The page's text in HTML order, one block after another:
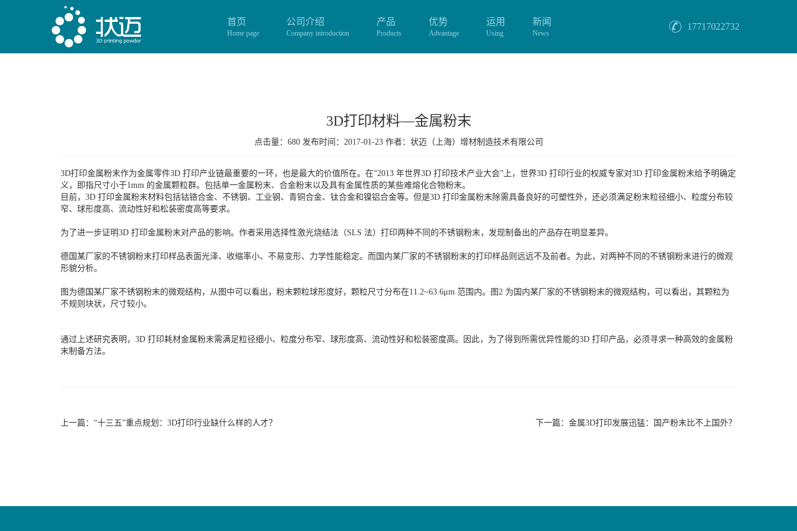
首页
Home page
公司介绍
Company introduction
产品
Products
优势
Advantage
运用
Using
新闻
News
17717022732
3D打印材料—金属粉末
点击量：680 发布时间：2017-01-23 作者： 状迈（上海）增材制造技术有限公司
3D打印金属粉末作为金属零件3D 打印产业链最重要的一环，也是最大的价值所在。在“2013 年世界3D 打印技术产业大会”上，世界3D 打印行业的权威专家对3D 打印金属粉末给予明确定
义，即指尺寸小于1mm 的金属颗粒群。包括单一金属粉末、合金粉末以及具有金属性质的某些难熔化合物粉末。
目前，3D 打印金属粉末材料包括钴铬合金、不锈钢、工业钢、青铜合金、钛合金和镍铝合金等。但是3D 打印金属粉末除需具备良好的可塑性外，还必须满足粉末粒径细小、粒度分布较
窄、球形度高、流动性好和松装密度高等要求。
为了进一步证明3D 打印金属粉末对产品的影响。作者采用选择性激光烧结法（SLS 法）打印两种不同的不锈钢粉末，发现制备出的产品存在明显差异。
德国某厂家的不锈钢粉末打印样品表面光泽、收缩率小、不易变形、力学性能稳定。而国内某厂家的不锈钢粉末的打印样品则远远不及前者。为此，对两种不同的不锈钢粉末进行的微观
形貌分析。
图为德国某厂家不锈钢粉末的微观结构，从图中可以看出，粉末颗粒球形度好，颗粒尺寸分布在11.2~63.6μm 范围内。图2 为国内某厂家的不锈钢粉末的微观结构，可以看出，其颗粒为
不规则块状，尺寸较小。
通过上述研究表明，3D 打印耗材金属粉末需满足粒径细小、粒度分布窄、球形度高、流动性好和松装密度高。因此，为了得到所需优异性能的3D 打印产品，必须寻求一种高效的金属粉
末制备方法。
上一篇： “十三五”重点规划：3D打印行业缺什么样的人才？ 下一篇： 金属3D打印发展迅猛：国产粉末比不上国外？